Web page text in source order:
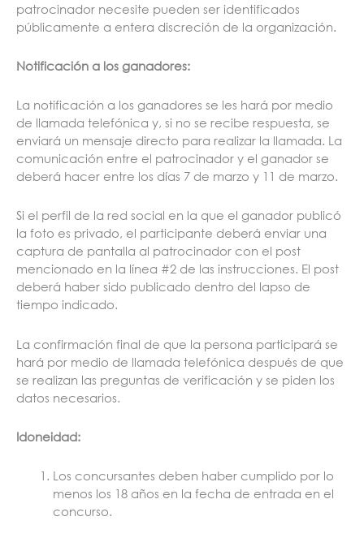
patrocinador necesite pueden ser identificados
públicamente a entera discreción de la organización.
Notificación a los ganadores:
La notificación a los ganadores se les hará por medio
de llamada telefónica y, si no se recibe respuesta, se
enviará un mensaje directo para realizar la llamada. La
comunicación entre el patrocinador y el ganador se
deberá hacer entre los días 7 de marzo y 11 de marzo.
Si el perfil de la red social en la que el ganador publicó
la foto es privado, el participante deberá enviar una
captura de pantalla al patrocinador con el post
mencionado en la línea #2 de las instrucciones. El post
deberá haber sido publicado dentro del lapso de
tiempo indicado.
La confirmación final de que la persona participará se
hará por medio de llamada telefónica después de que
se realizan las preguntas de verificación y se piden los
datos necesarios.
Idoneidad:
Los concursantes deben haber cumplido por lo
menos los 18 años en la fecha de entrada en el
concurso.